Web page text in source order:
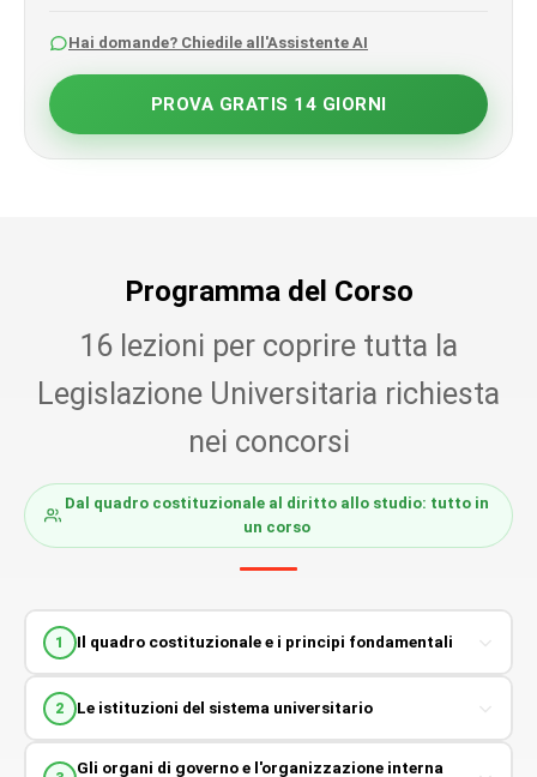
Hai domande? Chiedile all'Assistente AI
PROVA GRATIS 14 GIORNI
Programma del Corso
16 lezioni per coprire tutta la
Legislazione Universitaria richiesta
nei concorsi
Dal quadro costituzionale al diritto allo studio: tutto in
un corso
1 Il quadro costituzionale e i principi fondamentali
2 Le istituzioni del sistema universitario
Gli organi di governo e l'organizzazione interna